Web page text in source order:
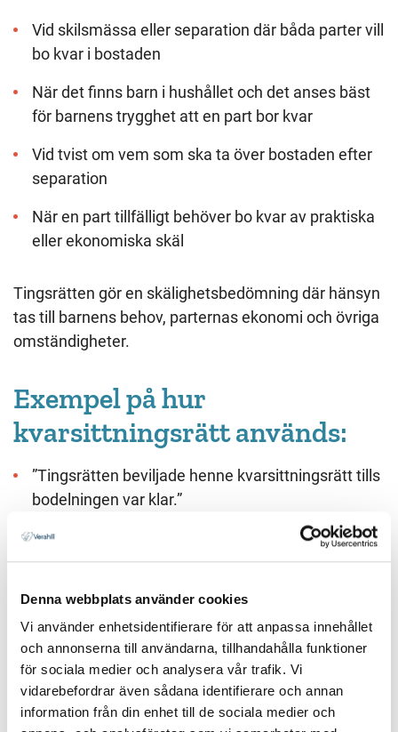
Denna webbplats använder cookies
Vi använder enhetsidentifierare för att anpassa innehållet
och annonserna till användarna, tillhandahålla funktioner
för sociala medier och analysera vår trafik. Vi
vidarebefordrar även sådana identifierare och annan
information från din enhet till de sociala medier och
Vid skilsmässa eller separation där båda parter vill
bo kvar i bostaden
När det finns barn i hushållet och det anses bäst
för barnens trygghet att en part bor kvar
Vid tvist om vem som ska ta över bostaden efter
separation
När en part tillfälligt behöver bo kvar av praktiska
eller ekonomiska skäl
Tingsrätten gör en skälighetsbedömning där hänsyn
tas till barnens behov, parternas ekonomi och övriga
omständigheter.
Exempel på hur
kvarsittningsrätt används:
”Tingsrätten beviljade henne kvarsittningsrätt tills
bodelningen var klar.”
”Kvarsittningsrätt beslutades med hänsyn till
barnens behov av stabilitet.”
”Han fick kvarsittningsrätt i bostaden under
pågående skilsmässa.”
Att tänka på kring
kvarsittningsrätt